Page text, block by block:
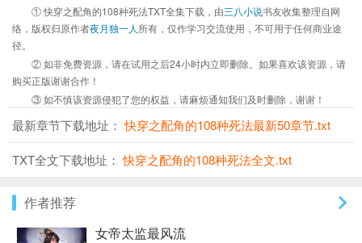
① 快穿之配角的108种死法TXT全集下载，由三八小说书友收集整理自网
络，版权归原作者夜月独一人 所有，仅作学习交流使用，不可用于任何商业途
径。
② 如非免费资源，请在试用之后24小时内立即删除。如果喜欢该资源，请
购买正版谢谢合作！
③ 如不慎该资源侵犯了您的权益，请麻烦通知我们及时删除，谢谢！
最新章节下载地址：快穿之配角的108种死法最新50章节.txt
TXT全文下载地址：快穿之配角的108种死法全文.txt
作者推荐
女帝太监最风流